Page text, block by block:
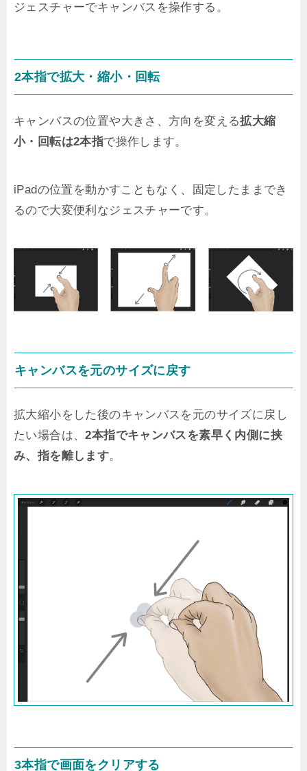
ジェスチャーでキャンバスを操作する。
2本指で拡大・縮小・回転
キャンバスの位置や大きさ、方向を変える拡大縮
小・回転は2本指で操作します。
iPadの位置を動かすこともなく、固定したままでき
るので大変便利なジェスチャーです。
キャンバスを元のサイズに戻す
拡大縮小をした後のキャンバスを元のサイズに戻し
たい場合は、2本指でキャンバスを素早く内側に挟
み、指を離します。
3本指で画面をクリアする